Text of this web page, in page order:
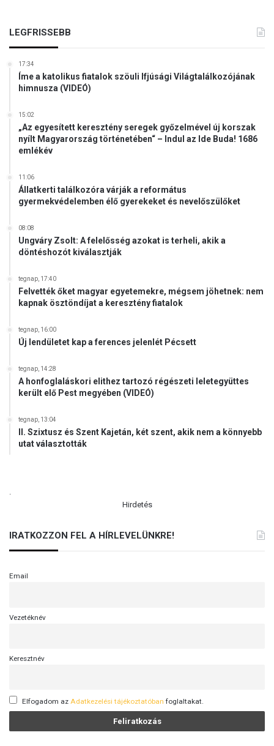
LEGFRISSEBB
17:34
Íme a katolikus fiatalok szöuli Ifjúsági Világtalálkozójának
himnusza (VIDEÓ)
15:02
„Az egyesített keresztény seregek győzelmével új korszak
nyílt Magyarország történetében“ – Indul az Ide Buda! 1686
emlékév
11:06
Állatkerti találkozóra várják a református
gyermekvédelemben élő gyerekeket és nevelőszülőket
08:08
Ungváry Zsolt: A felelősség azokat is terheli, akik a
döntéshozót kiválasztják
tegnap, 17:40
Felvették őket magyar egyetemekre, mégsem jöhetnek: nem
kapnak ösztöndíjat a keresztény fiatalok
tegnap, 16:00
Új lendületet kap a ferences jelenlét Pécsett
tegnap, 14:28
A honfoglaláskori elithez tartozó régészeti leletegyüttes
került elő Pest megyében (VIDEÓ)
tegnap, 13:04
II. Szixtusz és Szent Kajetán, két szent, akik nem a könnyebb
utat választották
.
Hirdetés
IRATKOZZON FEL A HÍRLEVELÜNKRE!
Email
Vezetéknév
Keresztnév
Elfogadom az Adatkezelési tájékoztatóban foglaltakat.